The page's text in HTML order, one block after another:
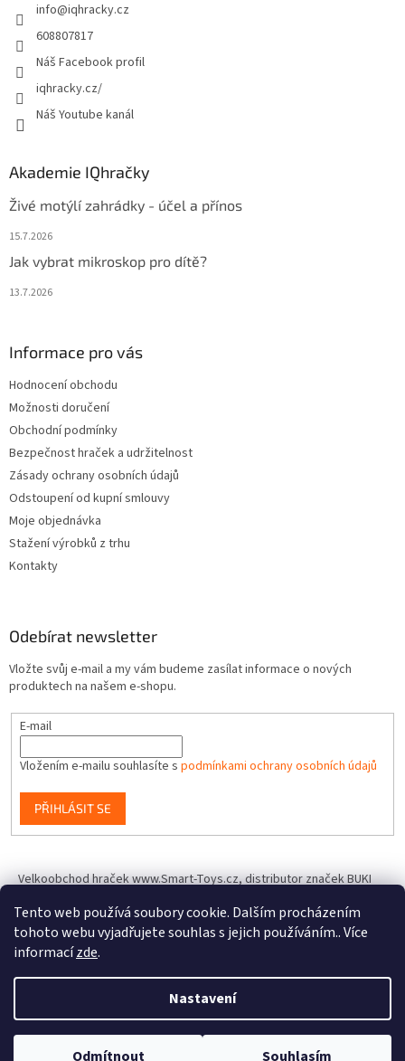
Tento web používá soubory cookie. Dalším procházením
tohoto webu vyjadřujete souhlas s jejich používáním.. Více
informacízde.
Nastavení
Odmítnout Souhlasím
info@iqhracky.cz
608807817
Náš Facebook profil
iqhracky.cz/
Náš Youtube kanál
Akademie IQhračky
Živé motýlí zahrádky - účel a přínos
15.7.2026
Jak vybrat mikroskop pro dítě?
13.7.2026
Informace pro vás
Hodnocení obchodu
Možnosti doručení
Obchodní podmínky
Bezpečnost hraček a udržitelnost
Zásady ochrany osobních údajů
Odstoupení od kupní smlouvy
Moje objednávka
Stažení výrobků z trhu
Kontakty
Odebírat newsletter
Vložte svůj e-mail a my vám budeme zasílat informace o nových
produktech na našem e-shopu.
E-mail
Vložením e-mailu souhlasíte s podmínkami ochrany osobních údajů
PŘIHLÁSIT SE
Velkoobchod hraček www.Smart-Toys.cz, distributor značek BUKI
Copyright 2026IQhracky.cz. Všechna práva vyhrazena.Upravit